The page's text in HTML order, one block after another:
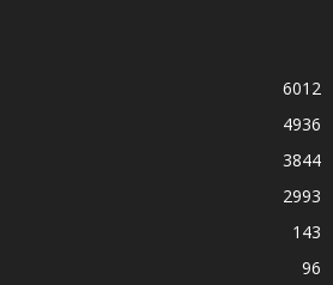
6012
4936
3844
2993
143
96